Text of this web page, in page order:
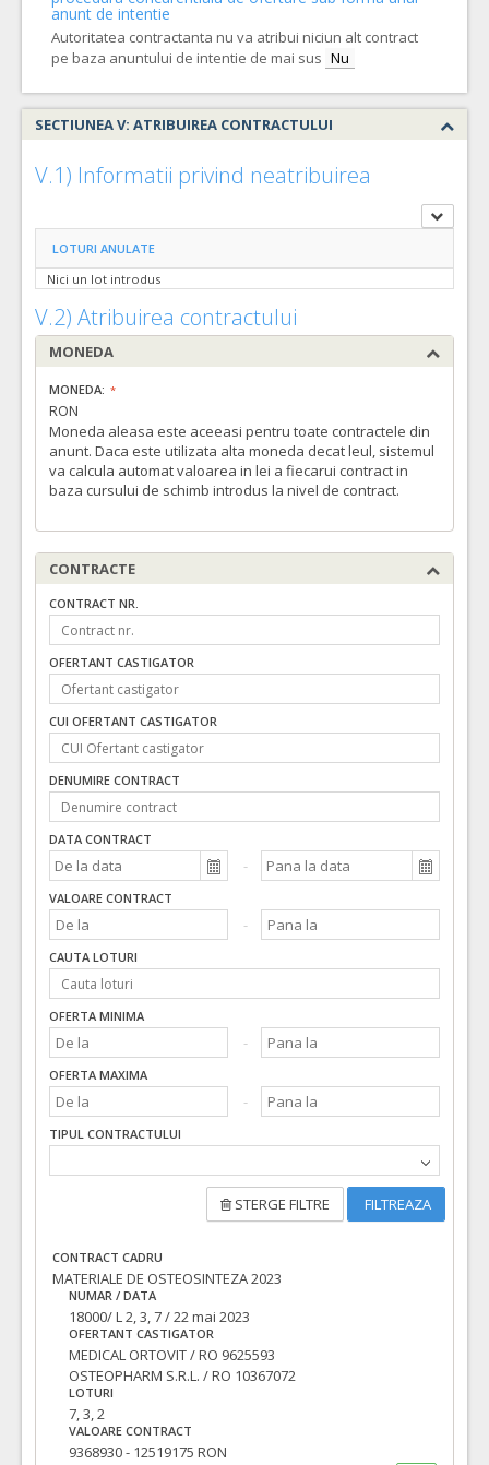
TVA:
7.950,00 - 250.500,00 Leu
anunt de intentie
Autoritatea contractanta nu va atribui niciun alt contract
pe baza anuntului de intentie de mai sus Nu
SECTIUNEA V: ATRIBUIREA CONTRACTULUI
V.1) Informatii privind neatribuirea
LOTURI ANULATE
Nici un lot introdus
V.2) Atribuirea contractului
MONEDA
MONEDA:
RON
Moneda aleasa este aceeasi pentru toate contractele din
anunt. Daca este utilizata alta moneda decat leul, sistemul
va calcula automat valoarea in lei a fiecarui contract in
baza cursului de schimb introdus la nivel de contract.
CONTRACTE
CONTRACT NR.
OFERTANT CASTIGATOR
CUI OFERTANT CASTIGATOR
DENUMIRE CONTRACT
DATA CONTRACT
VALOARE CONTRACT
CAUTA LOTURI
OFERTA MINIMA
OFERTA MAXIMA
TIPUL CONTRACTULUI
STERGE FILTRE FILTREAZA
CONTRACT CADRU
MATERIALE DE OSTEOSINTEZA 2023
NUMAR / DATA
18000/ L 2, 3, 7 / 22 mai 2023
OFERTANT CASTIGATOR
MEDICAL ORTOVIT / RO 9625593
OSTEOPHARM S.R.L. / RO 10367072
LOTURI
7, 3, 2
VALOARE CONTRACT
9368930 - 12519175 RON